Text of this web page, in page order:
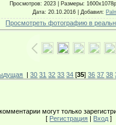
Просмотров: 2023 | Размеры:
Дата: 20.10.2016 | Добавил:
Просмотреть фотографию в
|30 31 32 33 34 [35]36 37 38
могут только
[ Регистрация | Вход ]